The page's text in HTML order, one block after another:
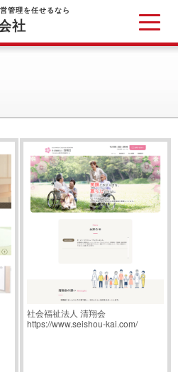
管理を任せるなら
社
社会福祉法人 清翔会
https://www.seishou-kai.com/